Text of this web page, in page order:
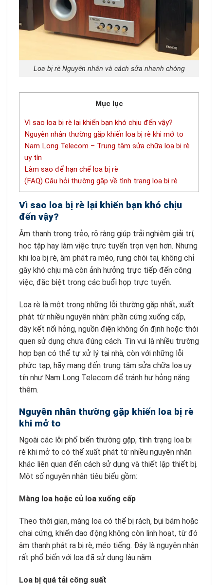
Loa bị rè Nguyên nhân và cách sửa nhanh chóng
Mục lục
Vì sao loa bị rè lại khiến bạn khó chịu đến vậy?
Nguyên nhân thường gặp khiến loa bị rè khi mở to
Nam Long Telecom – Trung tâm sửa chữa loa bị rè
uy tín
Làm sao để hạn chế loa bị rè
(FAQ) Câu hỏi thường gặp về tình trạng loa bị rè
Vì sao loa bị rè lại khiến bạn khó chịu
đến vậy?
Âm thanh trong trẻo, rõ ràng giúp trải nghiệm giải trí,
học tập hay làm việc trực tuyến trọn vẹn hơn. Nhưng
khi loa bị rè, âm phát ra méo, rung chói tai, không chỉ
gây khó chịu mà còn ảnh hưởng trực tiếp đến công
việc, đặc biệt trong các buổi họp trực tuyến.
Loa rè là một trong những lỗi thường gặp nhất, xuất
phát từ nhiều nguyên nhân: phần cứng xuống cấp,
dây kết nối hỏng, nguồn điện không ổn định hoặc thói
quen sử dụng chưa đúng cách. Tin vui là nhiều trường
hợp bạn có thể tự xử lý tại nhà, còn với những lỗi
phức tạp, hãy mang đến trung tâm sửa chữa loa uy
tín như Nam Long Telecom để tránh hư hỏng nặng
thêm.
Nguyên nhân thường gặp khiến loa bị rè
khi mở to
Ngoài các lỗi phổ biến thường gặp, tình trạng loa bị
rè khi mở to có thể xuất phát từ nhiều nguyên nhân
khác liên quan đến cách sử dụng và thiết lập thiết bị.
Một số nguyên nhân tiêu biểu gồm:
Màng loa hoặc củ loa xuống cấp
Theo thời gian, màng loa có thể bị rách, bụi bám hoặc
chai cứng, khiến dao động không còn linh hoạt, từ đó
âm thanh phát ra bị rè, méo tiếng. Đây là nguyên nhân
rất phổ biến với loa đã sử dụng lâu năm.
Loa bị quá tải công suất